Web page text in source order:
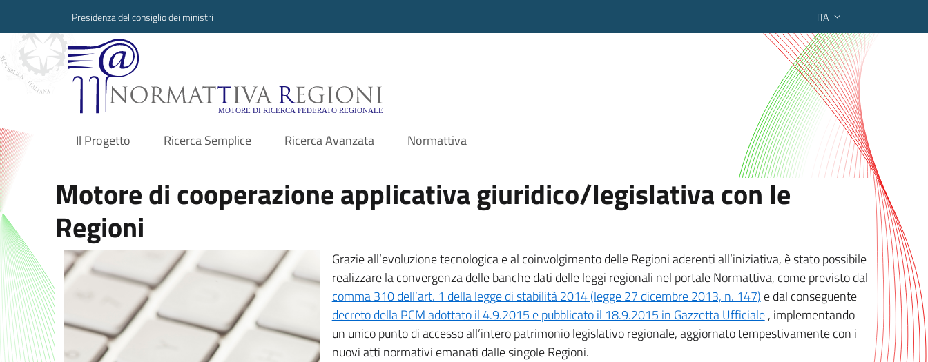
Presidenza del consiglio dei ministri ITA
Normattiva Regioni - Motore di ricerca federato regionale
Il Progetto
current Ricerca Semplice Ricerca Avanzata Normattiva
Motore di cooperazione applicativa giuridico/legislativa con le
Regioni
Grazie all’evoluzione tecnologica e al coinvolgimento delle Regioni aderenti all’iniziativa, è stato possibile
realizzare la convergenza delle banche dati delle leggi regionali nel portale Normattiva, come previsto dal
comma 310 dell’art. 1 della legge di stabilità 2014 (legge 27 dicembre 2013, n. 147) e dal conseguente
decreto della PCM adottato il 4.9.2015 e pubblicato il 18.9.2015 in Gazzetta Ufficiale, implementando
un unico punto di accesso all’intero patrimonio legislativo regionale, aggiornato tempestivamente con i
nuovi atti normativi emanati dalle singole Regioni.